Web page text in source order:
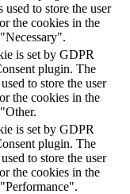
used to store the user
the cookies in the
is set by GDPR
plugin. The
to store the user
the cookies in the
is set by GDPR
plugin. The
to store the user
the cookies in the